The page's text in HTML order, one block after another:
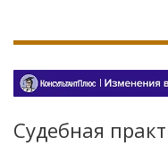
Судебная